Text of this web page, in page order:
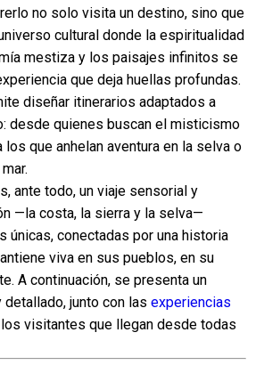
no solo visita un destino, sino que
cultural donde la espiritualidad
mestiza y los paisajes infinitos se
que deja huellas profundas.
diseñar itinerarios adaptados a
desde quienes buscan el misticismo
que anhelan aventura en la selva o
ante todo, un viaje sensorial y
—la costa, la sierra y la selva—
únicas, conectadas por una historia
viva en sus pueblos, en su
A continuación, se presenta un
junto con las experiencias
visitantes que llegan desde todas